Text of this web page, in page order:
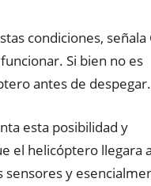
condiciones, señala
Si bien no es
antes de despegar.
esta posibilidad y
el helicóptero llegara a
sensores y